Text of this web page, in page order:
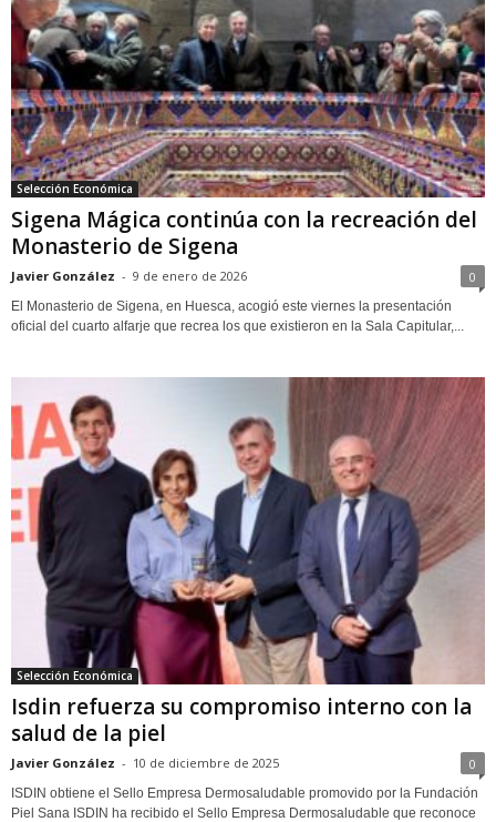
Selección Económica
Sigena Mágica continúa con la recreación del
Monasterio de Sigena
Javier González - 9 de enero de 2026 0
El Monasterio de Sigena, en Huesca, acogió este viernes la presentación
oficial del cuarto alfarje que recrea los que existieron en la Sala Capitular,...
Selección Económica
Isdin refuerza su compromiso interno con la
salud de la piel
Javier González - 10 de diciembre de 2025 0
ISDIN obtiene el Sello Empresa Dermosaludable promovido por la Fundación
Piel Sana ISDIN ha recibido el Sello Empresa Dermosaludable que reconoce